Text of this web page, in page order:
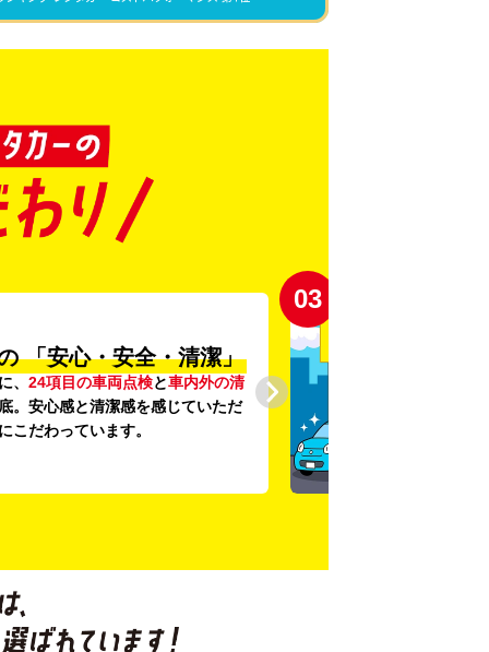
「安心・安全・清潔」
、 24項目の車両点検と車内外の清
。安心感と清潔感を感じていただ
こだわっています。
03